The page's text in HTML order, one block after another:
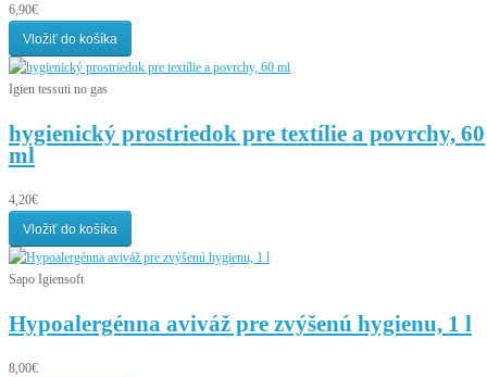
6,90€
Vložiť do košíka
Igien tessuti no gas
hygienický prostriedok pre textílie a povrchy, 60
ml
4,20€
Vložiť do košíka
Sapo Igiensoft
Hypoalergénna aviváž pre zvýšenú hygienu, 1 l
8,00€